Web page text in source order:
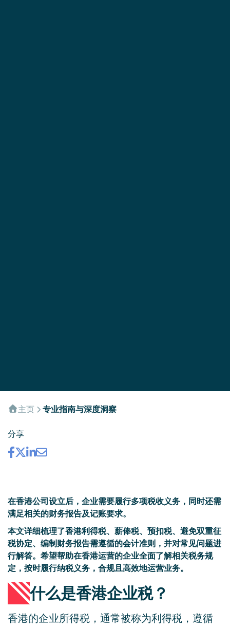
主页 专业指南与深度洞察
分享
在香港公司设立后，企业需要履行多项税收义务，同时还需
满足相关的财务报告及记账要求。
本文详细梳理了香港利得税、薪俸税、预扣税、避免双重征
税协定、编制财务报告需遵循的会计准则，并对常见问题进
行解答。希望帮助在香港运营的企业全面了解相关税务规
定，按时履行纳税义务，合规且高效地运营业务。
什么是香港企业税？
香港的企业所得税，通常被称为利得税，遵循